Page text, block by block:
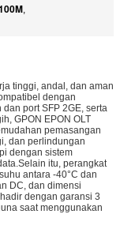
,
tinggi, andal, dan aman
dengan
port SFP 2GE, serta
GPON EPON OLT
pemasangan
dan perlindungan
dengan sistem
itu, perangkat
antara -40°C dan
DC, dan dimensi
dengan garansi 3
saat menggunakan